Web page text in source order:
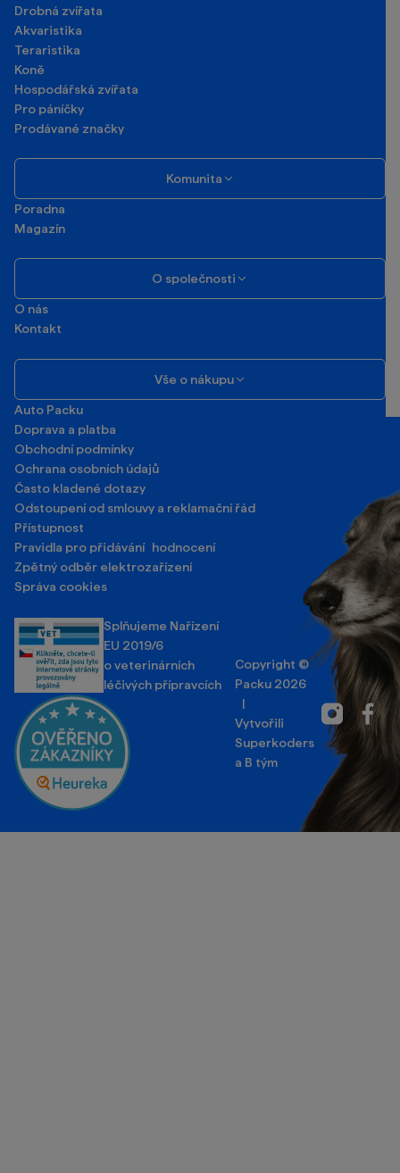
Drobná zvířata
Akvaristika
Teraristika
Koně
Hospodářská zvířata
Pro páníčky
Prodávané značky
Komunita
Poradna
Magazín
O společnosti
O nás
Kontakt
Vše o nákupu
Auto Packu
Doprava a platba
Obchodní podmínky
Ochrana osobních údajů
Často kladené dotazy
Odstoupení od smlouvy a reklamační řád
Přístupnost
Pravidla pro přidávání hodnocení
Zpětný odběr elektrozařízení
Správa cookies
Splňujeme Nařízení
EU 2019/6
o veterinárních
léčivých přípravcích
Copyright ©
Packu 2026
|
Vytvořili
Superkoders
a B tým
Instagram